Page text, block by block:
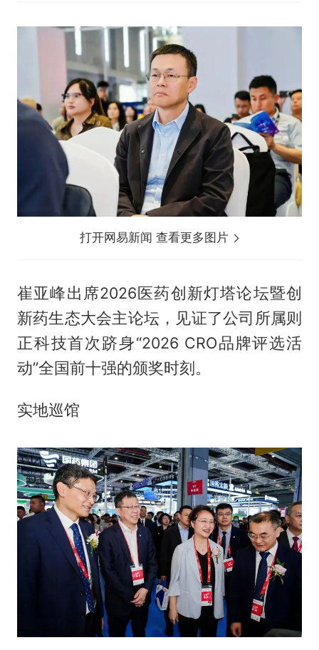
打开网易新闻 查看更多图片
崔亚峰出席2026医药创新灯塔论坛暨创
新药生态大会主论坛，见证了公司所属则
正科技首次跻身“2026 CRO品牌评选活
动”全国前十强的颁奖时刻。
实地巡馆